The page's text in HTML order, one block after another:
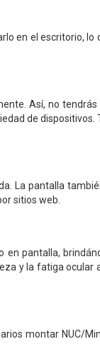
en el escritorio, lo
Así, no tendrás
de dispositivos.
La pantalla
sitios web.
en pantalla,
y la fatiga ocular
montar NUC/